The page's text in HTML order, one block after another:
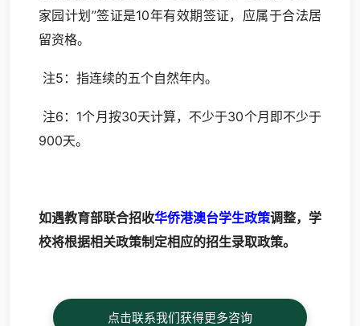
家园计划”签证是10年有效期签证，应属于合法居
留资格。
注5：指连续的五个自然年内。
注6：1个月按30天计算，不少于30个月即不少于
900天。
如遇教育部联合招收华侨港澳台学生政策调整，学
校将根据相关政策制定相应的招生录取政策。
点击联系我们获得更多咨询